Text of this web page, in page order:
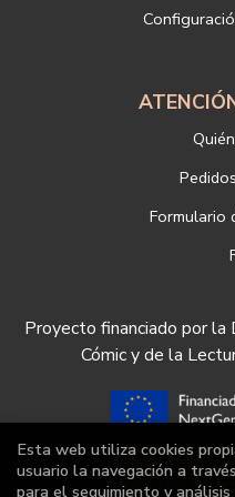
https://
Formulario
Proyecto financiado por la
Cómic y de la
Esta web utiliza cookies
usuario la navegación a
para el seguimiento y